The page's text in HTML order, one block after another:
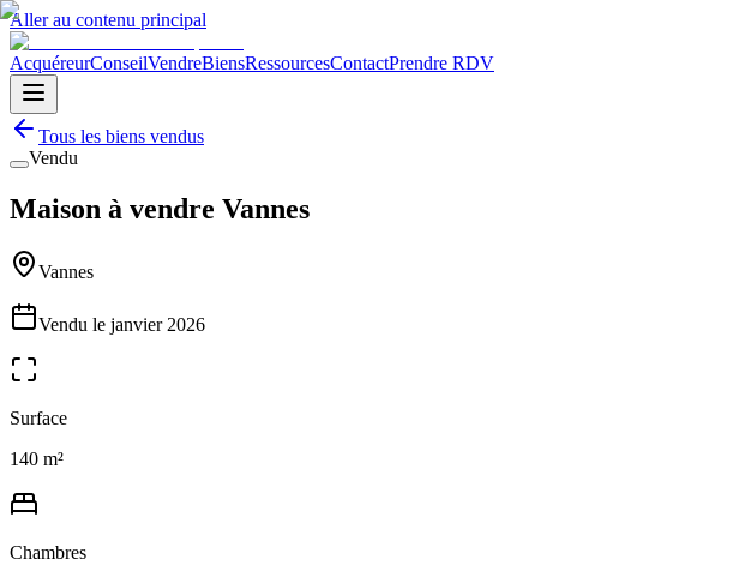
Aller au contenu principal
AcquéreurConseilVendreBiensRessourcesContactPrendre RDV
Tous les biens vendus
Vendu
Maison à vendre Vannes
Vannes
Vendu le janvier 2026
Surface
140 m²
Chambres